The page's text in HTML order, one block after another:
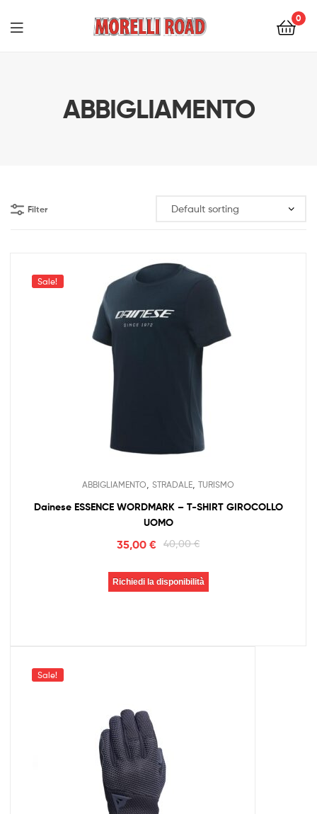
0
ABBIGLIAMENTO
Filter
Sale!
ABBIGLIAMENTO STRADALE TURISMO
Dainese ESSENCE WORDMARK – T-SHIRT GIROCOLLO
UOMO
40,00€
35,00€
Richiedi la disponibilità
Sale!